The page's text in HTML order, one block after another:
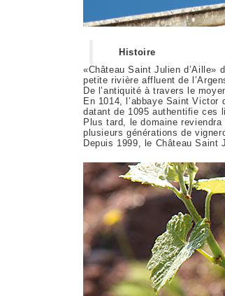
Histoire
«Château Saint Julien d’Aille»
petite rivière affluent de
De l’antiquité à travers le
En 1014, l’abbaye Saint
datant de 1095 authentifie ces
Plus tard, le domaine
plusieurs générations de
Depuis 1999, le Château Saint